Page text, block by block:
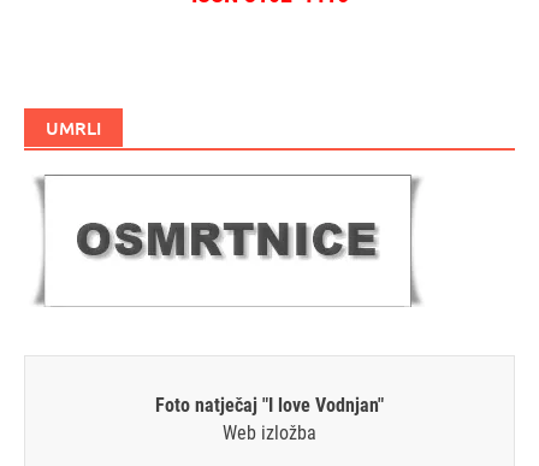
UMRLI
Foto natječaj "I love Vodnjan"
Web izložba